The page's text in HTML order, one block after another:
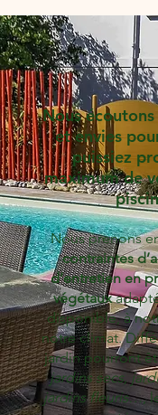
Nous
et envies
puissiez
maximum de
Nous prenons
contraintes
d’entretien en
végétaux
disponible, à
notre climat.
jardin pourront
jardins secs,
jardins fleuris…,